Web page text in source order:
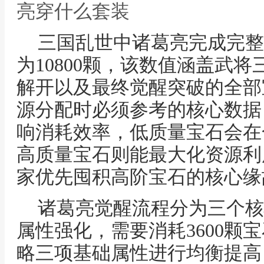
亮穿什么套装
三国乱世中诸葛亮完成完
为10800颗，该数值涵盖武将
解开以及最终觉醒突破的全
源分配时必须参考的核心数
响消耗效率，低质量宝石会
高质量宝石则能最大化资源
家优先囤积高阶宝石的核心
诸葛亮觉醒流程分为三个
属性强化，需要消耗3600颗
略三项基础属性进行均衡提